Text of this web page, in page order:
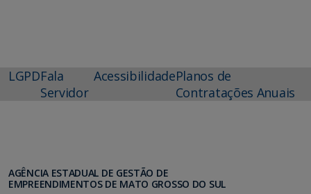
LGPDFala
Servidor
AcessibilidadePlanos de
Contratações Anuais
AGÊNCIA ESTADUAL DE GESTÃO DE
EMPREENDIMENTOS DE MATO GROSSO DO SUL